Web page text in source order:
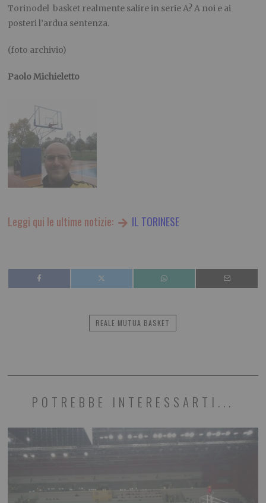
Torinodel basket realmente salire in serie A? A noi e ai
posteri l’ardua sentenza.
(foto archivio)
Paolo Michieletto
Leggi qui le ultime notizie: IL TORINESE
REALE MUTUA BASKET
POTREBBE INTERESSARTI...